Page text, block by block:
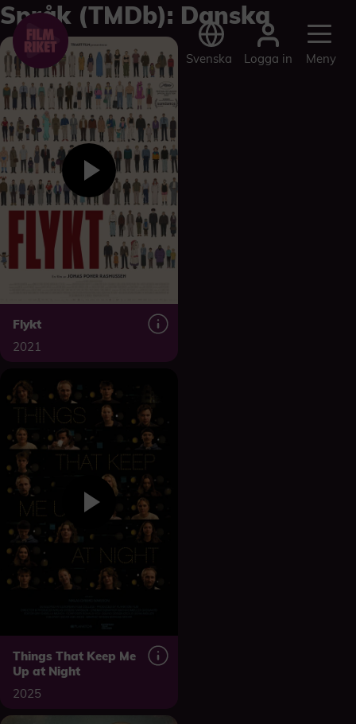
Svenska Logga in Meny
Språk (TMDb): Danska
Flykt
2021
Things That Keep Me
Up at Night
2025